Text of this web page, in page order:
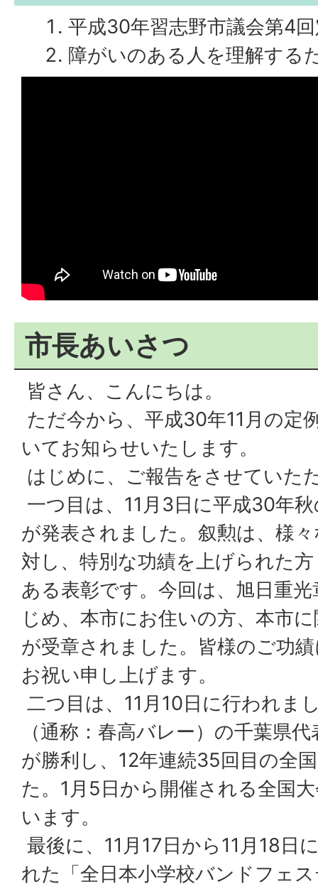
平成30年習志野市議会第4
障がいのある人を理解する
市長あいさつ
皆さん、こんにちは。
ただ今から、平成30年11月の定
いてお知らせいたします。
はじめに、ご報告をさせていた
一つ目は、11月3日に平成30年
が発表されました。叙勲は、様
対し、特別な功績を上げられた
ある表彰です。今回は、旭日重
じめ、本市にお住いの方、本市
が受章されました。皆様のご功
お祝い申し上げます。
二つ目は、11月10日に行われま
（通称：春高バレー）の千葉県
が勝利し、12年連続35回目の全
た。1月5日から開催される全国
います。
最後に、11月17日から11月18日
れた「全日本小学校バンドフェ